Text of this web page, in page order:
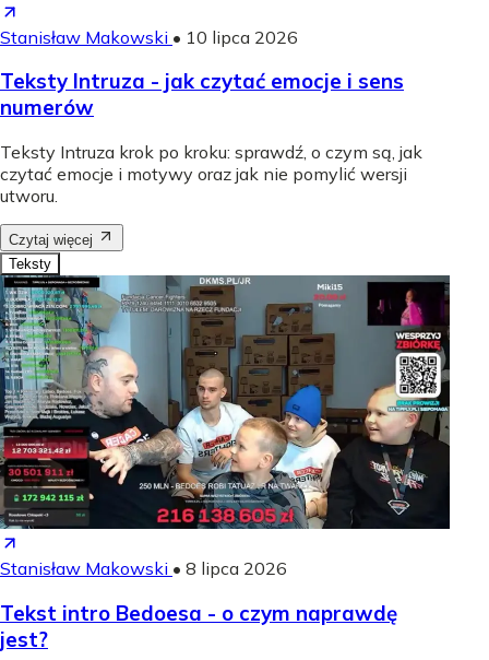
Stanisław Makowski • 10 lipca 2026
Teksty Intruza - jak czytać emocje i sens
numerów
Teksty Intruza krok po kroku: sprawdź, o czym są, jak
czytać emocje i motywy oraz jak nie pomylić wersji
utworu.
Czytaj więcej
Teksty
Stanisław Makowski • 8 lipca 2026
Tekst intro Bedoesa - o czym naprawdę
jest?